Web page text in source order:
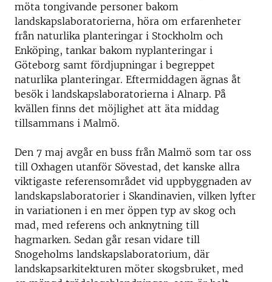
möta tongivande personer bakom
landskapslaboratorierna, höra om erfarenheter
från naturlika planteringar i Stockholm och
Enköping, tankar bakom nyplanteringar i
Göteborg samt fördjupningar i begreppet
naturlika planteringar. Eftermiddagen ägnas åt
besök i landskapslaboratorierna i Alnarp. På
kvällen finns det möjlighet att äta middag
tillsammans i Malmö.
Den 7 maj avgår en buss från Malmö som tar oss
till Oxhagen utanför Sövestad, det kanske allra
viktigaste referensområdet vid uppbyggnaden av
landskapslaboratorier i Skandinavien, vilken lyfter
in variationen i en mer öppen typ av skog och
mad, med referens och anknytning till
hagmarken. Sedan går resan vidare till
Snogeholms landskapslaboratorium, där
landskapsarkitekturen möter skogsbruket, med